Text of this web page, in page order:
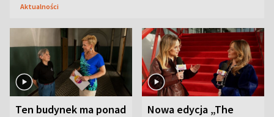
Aktualności
Ten budynek ma ponad
Nowa edycja „The